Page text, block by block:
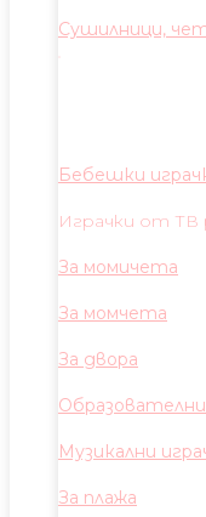
Сушилници,
Бебешки
Играчки от ТВ
За момичета
За момчета
За двора
Образователни
Музикални
За плажа